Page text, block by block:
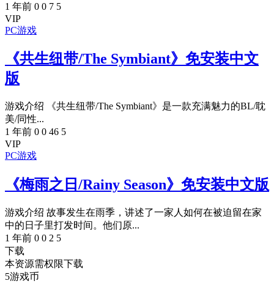
1 年前 0 0 7 5
VIP
PC游戏
《共生纽带/The Symbiant》免安装中文
版
游戏介绍 《共生纽带/The Symbiant》是一款充满魅力的BL/耽
美/同性...
1 年前 0 0 46 5
VIP
PC游戏
《梅雨之日/Rainy Season》免安装中文版
游戏介绍 故事发生在雨季，讲述了一家人如何在被迫留在家
中的日子里打发时间。他们原...
1 年前 0 0 2 5
下载
本资源需权限下载
5游戏币